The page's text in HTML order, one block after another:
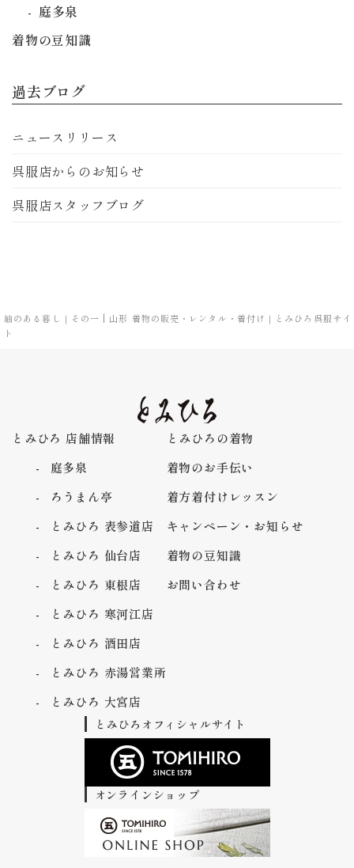
紬のある暮し｜その一 | 山形 着物の販売・レンタル・着付け｜とみひろ呉服サイ
ト
庭多泉
着物の豆知識
過去ブログ
ニュースリリース
呉服店からのお知らせ
呉服店スタッフブログ
とみひろオフィシャルサイト
オンラインショップ
とみひろ 店舗情報
庭多泉
ろうまん亭
とみひろ 表参道店
とみひろ 仙台店
とみひろ 東根店
とみひろ 寒河江店
とみひろ 酒田店
とみひろ 赤湯営業所
とみひろ 大宮店
とみひろの着物
着物のお手伝い
着方着付けレッスン
キャンペーン・お知らせ
着物の豆知識
お問い合わせ